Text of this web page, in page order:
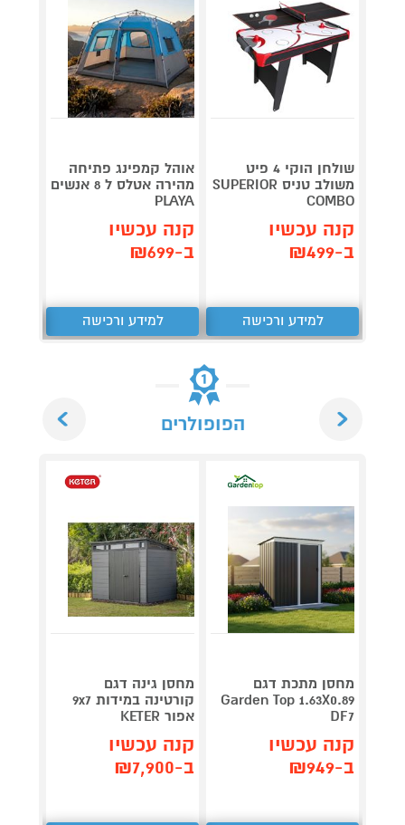
שולחן הוקי 4 פיט
משולב טניס SUPERIOR
COMBO
קנה עכשיו
ב-₪499
למידע ורכישה
אוהל קמפינג פתיחה
מהירה אטלס ל 8 אנשים
PLAYA
קנה עכשיו
ב-₪699
למידע ורכישה
הפופולרים
מחסן מתכת דגם
Garden Top 1.63X0.89
DF7
קנה עכשיו
ב-₪949
מחסן גינה דגם
קורטינה במידות 9x7
אפור KETER
קנה עכשיו
ב-₪7,900